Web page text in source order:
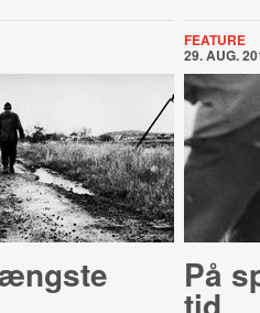
FEATURE
29. AUG.
På